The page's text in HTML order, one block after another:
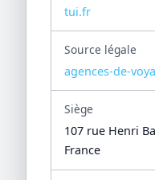
tui.fr
Source légale
agences-de-
Siège
107 rue Henri
France